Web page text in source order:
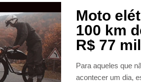
Moto
100 km
R$ 77 mil
Para aqueles que
acontecer um dia,